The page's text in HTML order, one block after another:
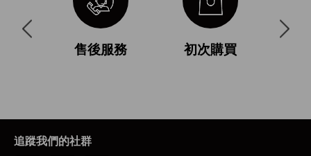
售後服務 初次購買
追蹤我們的社群